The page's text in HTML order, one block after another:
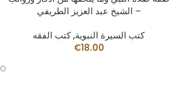
– الشيخ عبد العزيز الطريفي
كتب السيرة النبوية,كتب الفقه
€18.00